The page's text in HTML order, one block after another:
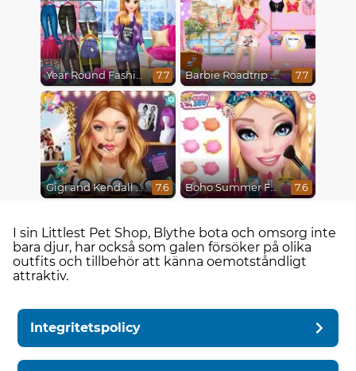
Year Round Fashionista Rapunzel 7.7 Barbie Roadtrip Adventure 7.7
Gigi and Kendall BFFS 7.6 Boho Summer Festival Besties 7.6
I sin Littlest Pet Shop, Blythe bota och omsorg inte
bara djur, har också som galen försöker på olika
outfits och tillbehör att känna oemotståndligt
attraktiv.
Integritetspolicy